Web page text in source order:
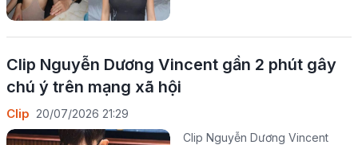
Clip Nguyễn Dương Vincent gần 2 phút gây
chú ý trên mạng xã hội
Clip 20/07/2026 21:29
Clip Nguyễn Dương Vincent